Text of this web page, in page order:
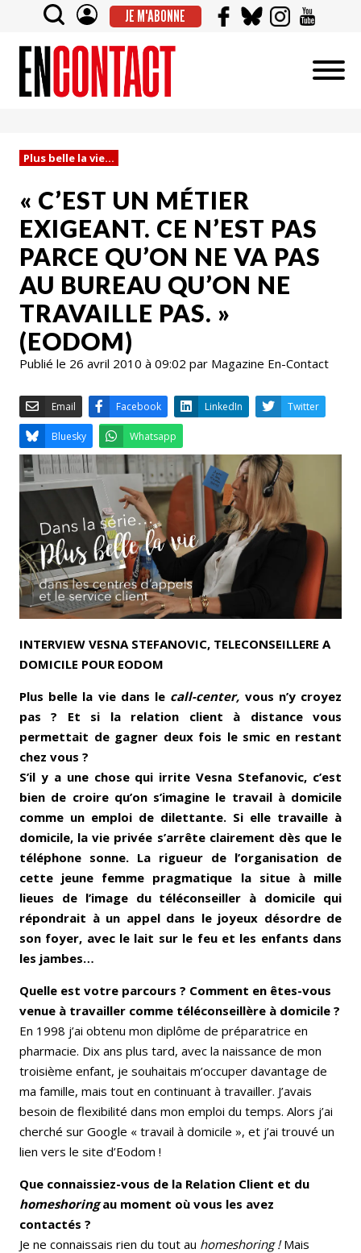
JE M'ABONNE
Plus belle la vie...
« C’EST UN MÉTIER
EXIGEANT. CE N’EST PAS
PARCE QU’ON NE VA PAS
AU BUREAU QU’ON NE
TRAVAILLE PAS. »
(EODOM)
Publié le 26 avril 2010 à 09:02 par Magazine En-Contact
Facebook LinkedIn
Bluesky Whatsapp
INTERVIEW VESNA STEFANOVIC, TELECONSEILLERE A
DOMICILE POUR EODOM
Plus belle la vie dans le call-center, vous n’y croyez
pas ? Et si la relation client à distance vous
permettait de gagner deux fois le smic en restant
chez vous ?
S’il y a une chose qui irrite Vesna Stefanovic, c’est
bien de croire qu’on s’imagine le travail à domicile
comme un emploi de dilettante. Si elle travaille à
domicile, la vie privée s’arrête clairement dès que le
téléphone sonne. La rigueur de l’organisation de
cette jeune femme pragmatique la situe à mille
lieues de l’image du téléconseiller à domicile qui
répondrait à un appel dans le joyeux désordre de
son foyer, avec le lait sur le feu et les enfants dans
les jambes…
Quelle est votre parcours ? Comment en êtes-vous
venue à travailler comme téléconseillère à domicile ?
En 1998 j’ai obtenu mon diplôme de préparatrice en
pharmacie. Dix ans plus tard, avec la naissance de mon
troisième enfant, je souhaitais m’occuper davantage de
ma famille, mais tout en continuant à travailler. J’avais
besoin de flexibilité dans mon emploi du temps. Alors j’ai
cherché sur Google « travail à domicile », et j’ai trouvé un
lien vers le site d’Eodom !
Que connaissiez-vous de la Relation Client et du
homeshoringau moment où vous les avez
contactés ?
Je ne connaissais rien du tout au homeshoring !Mais